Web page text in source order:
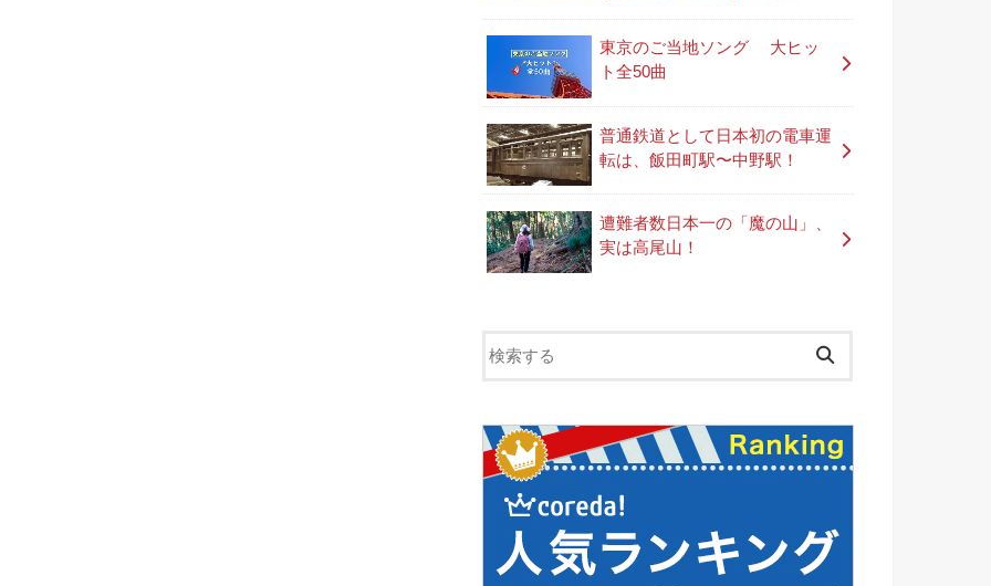
東京のご当地ソング 大ヒッ
ト全50曲
普通鉄道として日本初の電車運
転は、飯田町駅〜中野駅！
遭難者数日本一の「魔の山」、
実は高尾山！